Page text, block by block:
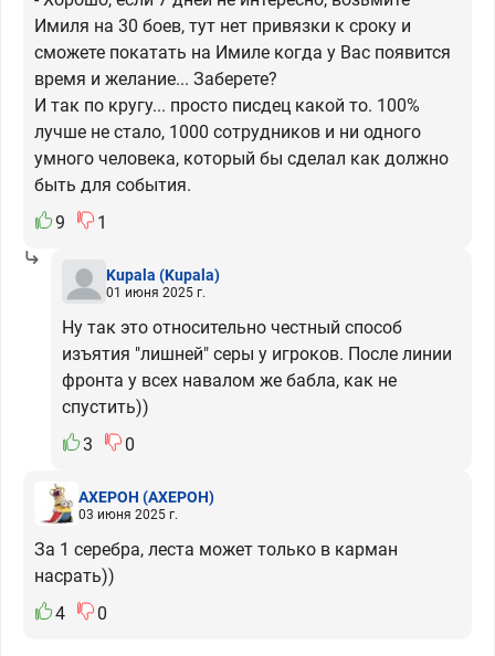
Имиля на 30 боев, тут нет привязки к сроку и
сможете покатать на Имиле когда у Вас появится
время и желание... Заберете?
И так по кругу... просто писдец какой то. 100%
лучше не стало, 1000 сотрудников и ни одного
умного человека, который бы сделал как должно
быть для события.
9
1
Kupala (Kupala)
01 июня 2025 г.
Ну так это относительно честный способ
изъятия "лишней" серы у игроков. После линии
фронта у всех навалом же бабла, как не
спустить))
3
0
АХЕРОН (АХЕРОН)
03 июня 2025 г.
За 1 серебра, леста может только в карман
насрать))
4
0